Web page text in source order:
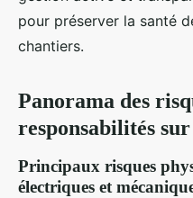
pour préserver la santé
chantiers.
Panorama des
responsabilités
Principaux risques
électriques et